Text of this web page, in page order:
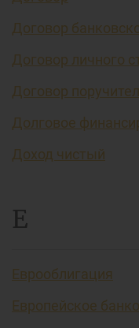
Договор
Договор личного
Договор
Долговое
Доход чистый
Е
Еврооблигация
Европейское